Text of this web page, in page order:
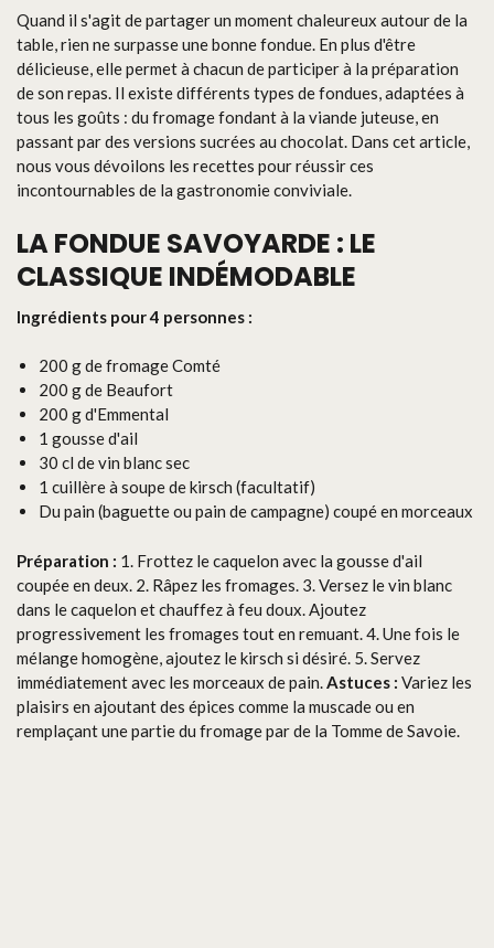
Quand il s'agit de partager un moment chaleureux autour de la
table, rien ne surpasse une bonne fondue. En plus d'être
délicieuse, elle permet à chacun de participer à la préparation
de son repas. Il existe différents types de fondues, adaptées à
tous les goûts : du fromage fondant à la viande juteuse, en
passant par des versions sucrées au chocolat. Dans cet article,
nous vous dévoilons les recettes pour réussir ces
incontournables de la gastronomie conviviale.
LA FONDUE SAVOYARDE : LE
CLASSIQUE INDÉMODABLE
Ingrédients pour 4 personnes :
200 g de fromage Comté
200 g de Beaufort
200 g d'Emmental
1 gousse d'ail
30 cl de vin blanc sec
1 cuillère à soupe de kirsch (facultatif)
Du pain (baguette ou pain de campagne) coupé en morceaux
Préparation : 1. Frottez le caquelon avec la gousse d'ail
coupée en deux. 2. Râpez les fromages. 3. Versez le vin blanc
dans le caquelon et chauffez à feu doux. Ajoutez
progressivement les fromages tout en remuant. 4. Une fois le
mélange homogène, ajoutez le kirsch si désiré. 5. Servez
immédiatement avec les morceaux de pain.Astuces : Variez les
plaisirs en ajoutant des épices comme la muscade ou en
remplaçant une partie du fromage par de la Tomme de Savoie.